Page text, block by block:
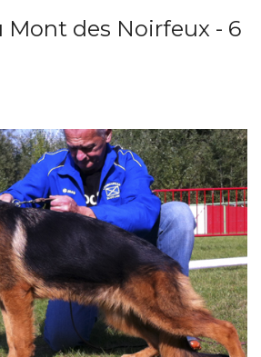
Mont des Noirfeux - 6